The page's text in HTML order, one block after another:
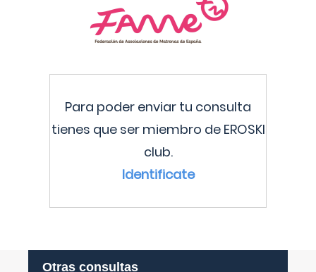
Para poder enviar tu consulta
tienes que ser miembro de EROSKI
club.
Identificate
Otras consultas